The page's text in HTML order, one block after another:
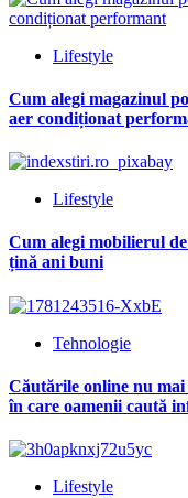
Lifestyle
Cum alegi magazinul
aer condiționat
Lifestyle
Cum alegi mobilierul
țină ani buni
Tehnologie
Căutările online nu
în care oamenii caută
Lifestyle